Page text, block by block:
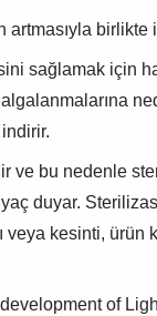
birlikte
sağlamak için
ve bu nedenle
duyar.
veya kesinti, ürün
of